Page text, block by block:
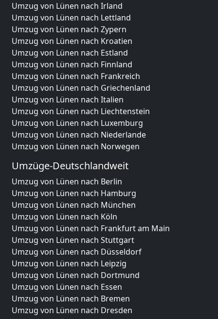
Umzug von Lünen nach Irland
Umzug von Lünen nach Lettland
Umzug von Lünen nach Zypern
Umzug von Lünen nach Kroatien
Umzug von Lünen nach Estland
Umzug von Lünen nach Finnland
Umzug von Lünen nach Frankreich
Umzug von Lünen nach Griechenland
Umzug von Lünen nach Italien
Umzug von Lünen nach Liechtenstein
Umzug von Lünen nach Luxemburg
Umzug von Lünen nach Niederlande
Umzug von Lünen nach Norwegen
Umzüge-Deutschlandweit
Umzug von Lünen nach Berlin
Umzug von Lünen nach Hamburg
Umzug von Lünen nach München
Umzug von Lünen nach Köln
Umzug von Lünen nach Frankfurt am Main
Umzug von Lünen nach Stuttgart
Umzug von Lünen nach Düsseldorf
Umzug von Lünen nach Leipzig
Umzug von Lünen nach Dortmund
Umzug von Lünen nach Essen
Umzug von Lünen nach Bremen
Umzug von Lünen nach Dresden